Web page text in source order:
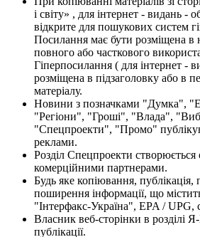
і світу» , для інтернет - видань -
відкрите для пошукових систем
Посилання має бути розміщена в
повного або часткового
Гіперпосилання ( для інтернет -
розміщена в підзаголовку або в
матеріалу.
Новини з позначками "Думка",
"Регіони", "Гроші", "Влада",
"Спецпроекти", "Промо"
реклами.
Розділ Спецпроекти створюється
комерційними партнерами.
Будь яке копіювання,
поширення інформації, що
"Інтерфакс-Україна", EPA / UPG,
Власник веб-сторінки в розділі
публікації.